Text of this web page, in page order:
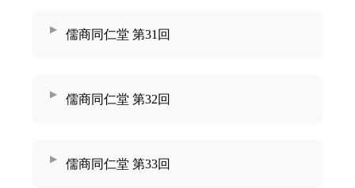
儒商同仁堂 第31回
儒商同仁堂 第32回
儒商同仁堂 第33回